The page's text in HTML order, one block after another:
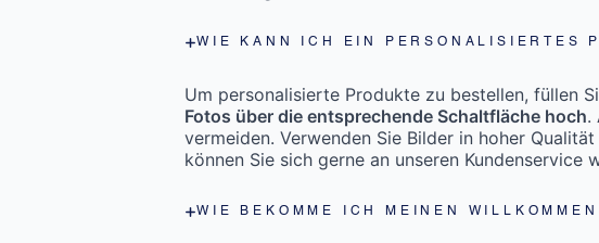
WIE KANN ICH EIN PERSONALISIERTES
Um personalisierte Produkte zu bestellen, füllen
Fotos über die entsprechende Schaltfläche hoch.
vermeiden. Verwenden Sie Bilder in hoher
können Sie sich gerne an unseren Kundenservice
WIE BEKOMME ICH MEINEN